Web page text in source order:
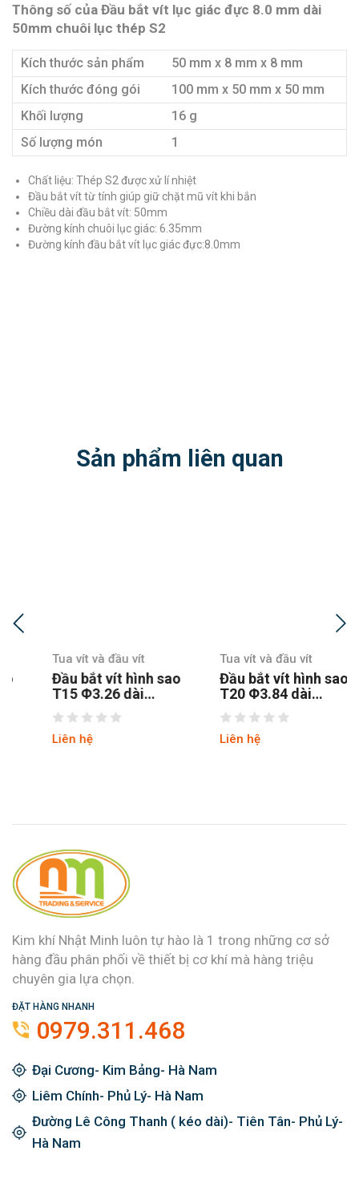
Thông số của Đầu bắt vít lục giác đực 8.0 mm dài
50mm chuôi lục thép S2
Kích thước sản phẩm
50 mm x 8 mm x 8 mm
Kích thước đóng gói
100 mm x 50 mm x 50 mm
Khối lượng
16 g
Số lượng món
1
Chất liệu: Thép S2 được xử lí nhiệt
Đầu bắt vít từ tính giúp giữ chặt mũ vít khi bắn
Chiều dài đầu bắt vít: 50mm
Đường kính chuôi lục giác: 6.35mm
Đường kính đầu bắt vít lục giác đực:8.0mm
Sản phẩm liên quan
Tua vít và đầu vít
Đầu bắt vít hình sao
T15 Φ3.26 dài
150MM chuôi lục
Liên hệ
Tua vít và đầu vít
Đầu bắt vít hình sao
T20 Φ3.84 dài
100MM chuôi lục
thép S2
Liên hệ
Kim khí Nhật Minh luôn tự hào là 1 trong những cơ sở
hàng đầu phân phối về thiết bị cơ khí mà hàng triệu
chuyên gia lựa chọn.
ĐẶT HÀNG NHANH
0979.311.468
Đại Cương- Kim Bảng- Hà Nam
Liêm Chính- Phủ Lý- Hà Nam
Đường Lê Công Thanh ( kéo dài)- Tiên Tân- Phủ Lý-
Hà Nam